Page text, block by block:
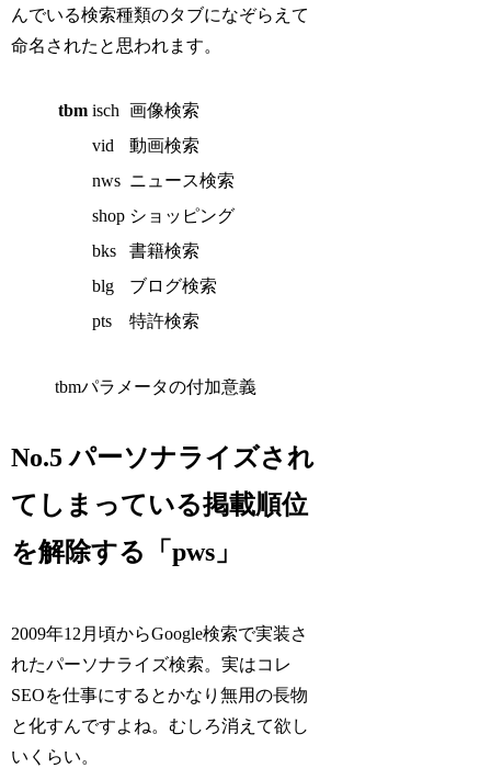
んでいる検索種類のタブになぞらえて
命名されたと思われます。
tbm isch 画像検索
vid
動画検索
nws ニュース検索
shop ショッピング
bks
書籍検索
blg
ブログ検索
pts
特許検索
tbmパラメータの付加意義
No.5 パーソナライズされ
てしまっている掲載順位
を解除する「pws」
2009年12月頃からGoogle検索で実装さ
れたパーソナライズ検索。実はコレ
SEOを仕事にするとかなり無用の長物
と化すんですよね。むしろ消えて欲し
いくらい。